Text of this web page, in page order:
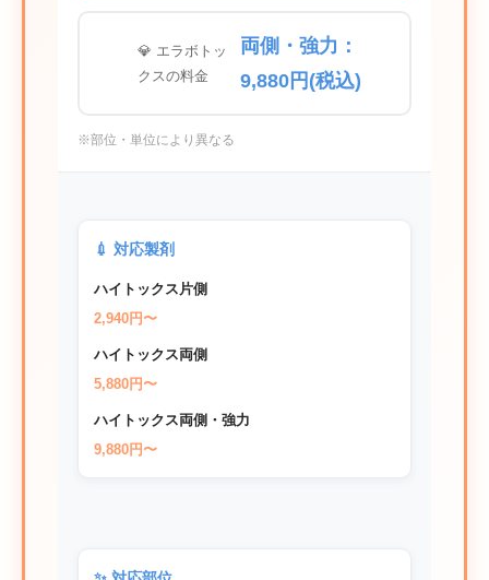
💎 エラボトッ
クスの料金
両側・強力：
9,880円(税込)
※部位・単位により異なる
💉 対応製剤
ハイトックス片側
2,940円〜
ハイトックス両側
5,880円〜
ハイトックス両側・強力
9,880円〜